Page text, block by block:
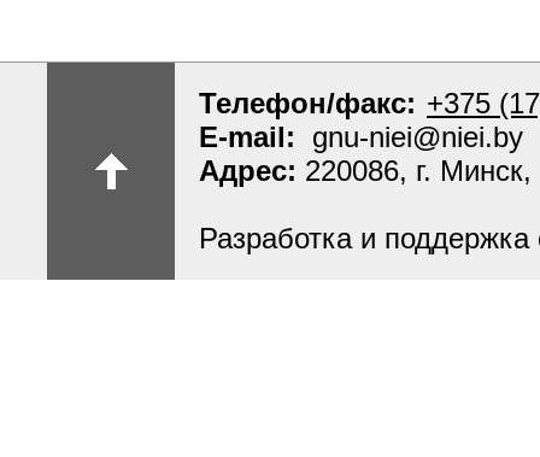
Телефон/факс: +375
E-mail: gnu-niei@niei.by
Адрес: 220086, г.
Разработка и